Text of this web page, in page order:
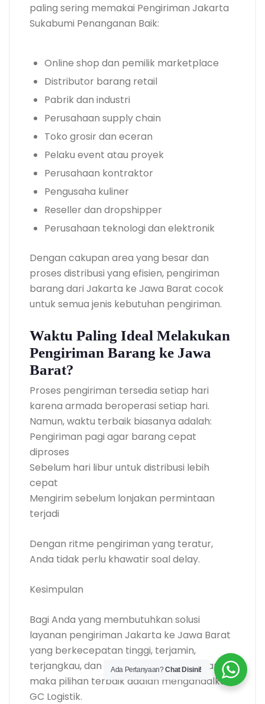
paling sering memakai Pengiriman Jakarta
Sukabumi Penanganan Baik:
Online shop dan pemilik marketplace
Distributor barang retail
Pabrik dan industri
Perusahaan supply chain
Toko grosir dan eceran
Pelaku event atau proyek
Perusahaan kontraktor
Pengusaha kuliner
Reseller dan dropshipper
Perusahaan teknologi dan elektronik
Dengan cakupan area yang besar dan
proses distribusi yang efisien, pengiriman
barang dari Jakarta ke Jawa Barat cocok
untuk semua jenis kebutuhan pengiriman.
Waktu Paling Ideal Melakukan
Pengiriman Barang ke Jawa
Barat?
Proses pengiriman tersedia setiap hari
karena armada beroperasi setiap hari.
Namun, waktu terbaik biasanya adalah:
Pengiriman pagi agar barang cepat
diproses
Sebelum hari libur untuk distribusi lebih
cepat
Mengirim sebelum lonjakan permintaan
terjadi
Dengan ritme pengiriman yang teratur,
Anda tidak perlu khawatir soal delay.
Kesimpulan
Bagi Anda yang membutuhkan solusi
layanan pengiriman Jakarta ke Jawa Barat
yang berkecepatan tinggi, terjamin,
terjangkau, dan siap melayani setiap hari,
maka pilihan terbaik adalah mengandalkan
GC Logistik.
Ada Pertanyaan?Chat Disini!